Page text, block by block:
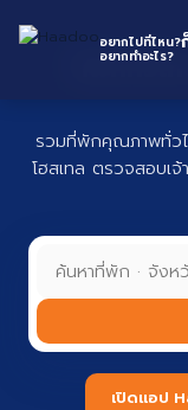
อยากไปที่ไหน?
อยากทำอะไร?
ที่พักทั่ว
รวมที่พักคุณภาพทั่ว
โฮสเทล ตรวจสอบเ
เปิดแอป